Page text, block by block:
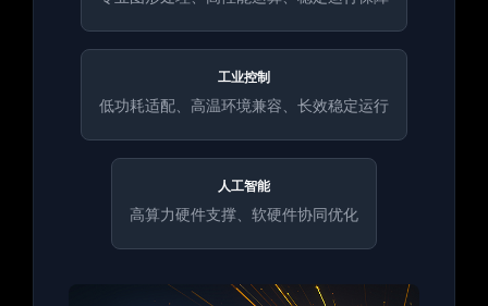
工业控制
低功耗适配、高温环境兼容、长效稳定运行
人工智能
高算力硬件支撑、软硬件协同优化